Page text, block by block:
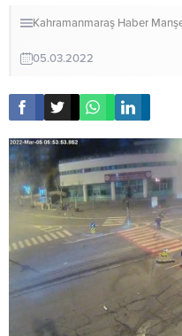
Kahramanmaraş Haber
05.03.2022